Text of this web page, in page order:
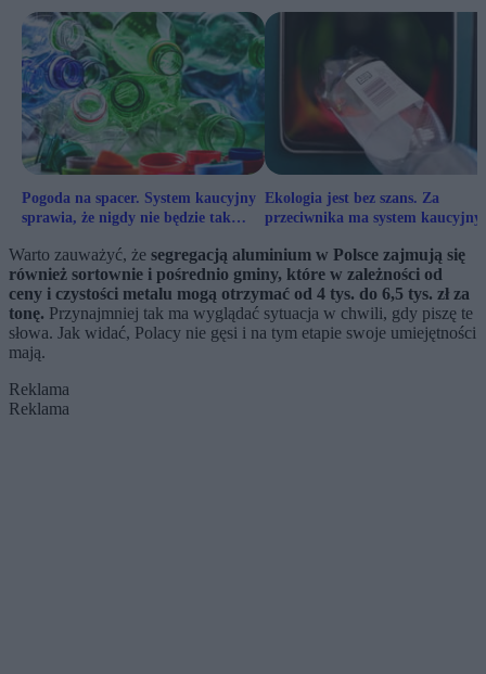
Pogoda na spacer. System kaucyjny
sprawia, że nigdy nie będzie tak
Ekologia jest bez szans. Za
przeciwnika ma system kaucyjny
Warto zauważyć, że segregacją aluminium w Polsce zajmują się
również sortownie i pośrednio gminy, które w zależności od
ceny i czystości metalu mogą otrzymać od 4 tys. do 6,5 tys. zł za
tonę. Przynajmniej tak ma wyglądać sytuacja w chwili, gdy piszę te
słowa. Jak widać, Polacy nie gęsi i na tym etapie swoje umiejętności
mają.
Reklama
Reklama